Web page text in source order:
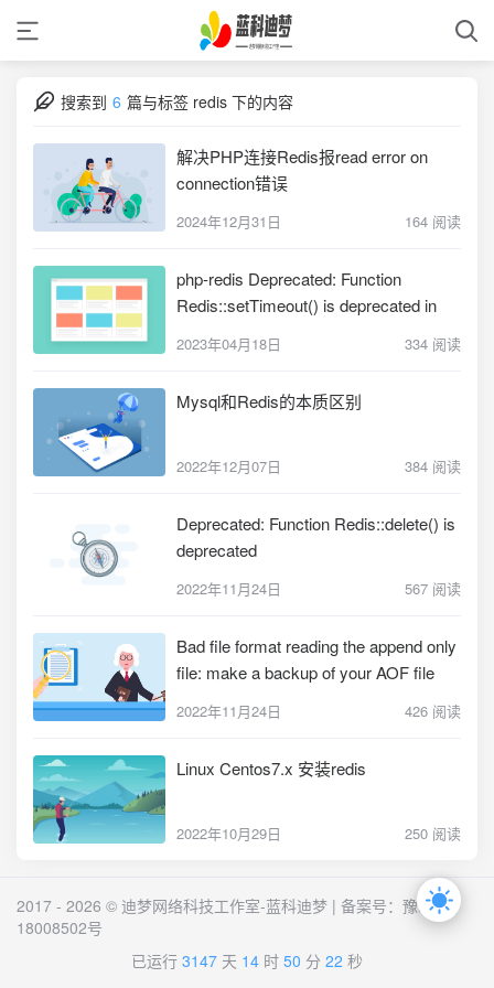
搜索到 6 篇与标签 redis 下的内容
解决PHP连接Redis报read error on
connection错误
2024年12月31日 164 阅读
php-redis Deprecated: Function
Redis::setTimeout() is deprecated in
2023年04月18日 334 阅读
Mysql和Redis的本质区别
2022年12月07日 384 阅读
Deprecated: Function Redis::delete() is
deprecated
2022年11月24日 567 阅读
Bad file format reading the append only
file: make a backup of your AOF file
2022年11月24日 426 阅读
Linux Centos7.x 安装redis
2022年10月29日 250 阅读
2017 - 2026 © 迪梦网络科技工作室-蓝科迪梦 | 备案号： 豫ICP备
18008502号
已运行 3147 天 14 时 50 分 22 秒